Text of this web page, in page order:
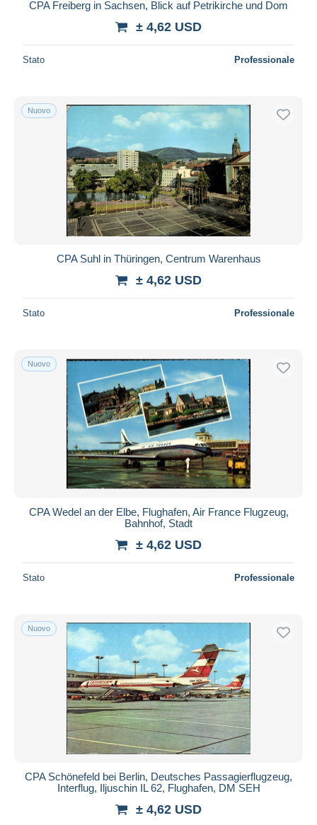
CPA Freiberg in Sachsen, Blick auf Petrikirche und Dom
± 4,62 USD
Stato Professionale
Nuovo
CPA Suhl in Thüringen, Centrum Warenhaus
± 4,62 USD
Stato Professionale
Nuovo
CPA Wedel an der Elbe, Flughafen, Air France Flugzeug,
Bahnhof, Stadt
± 4,62 USD
Stato Professionale
Nuovo
CPA Schönefeld bei Berlin, Deutsches Passagierflugzeug,
Interflug, Iljuschin IL 62, Flughafen, DM SEH
± 4,62 USD